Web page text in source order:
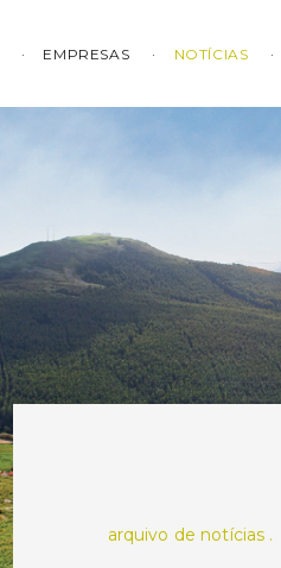
EMPRESAS NOTÍCIAS
arquivo de notícias .